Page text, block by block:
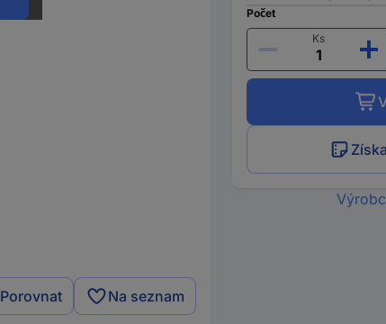
Porovnat Na seznam
Počet
Ks